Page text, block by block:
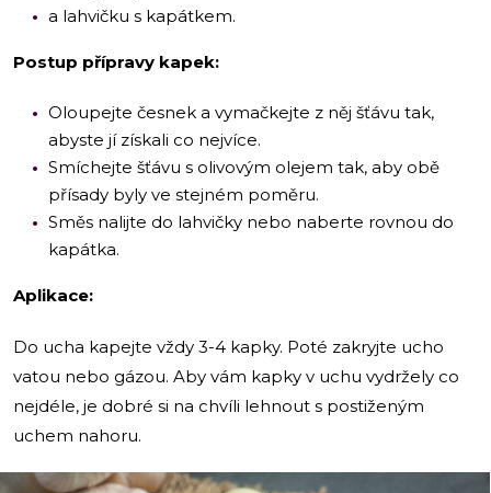
a lahvičku s kapátkem.
Postup přípravy kapek:
Oloupejte česnek a vymačkejte z něj šťávu tak,
abyste jí získali co nejvíce.
Smíchejte šťávu s olivovým olejem tak, aby obě
přísady byly ve stejném poměru.
Směs nalijte do lahvičky nebo naberte rovnou do
kapátka.
Aplikace:
Do ucha kapejte vždy 3-4 kapky. Poté zakryjte ucho
vatou nebo gázou. Aby vám kapky v uchu vydržely co
nejdéle, je dobré si na chvíli lehnout s postiženým
uchem nahoru.